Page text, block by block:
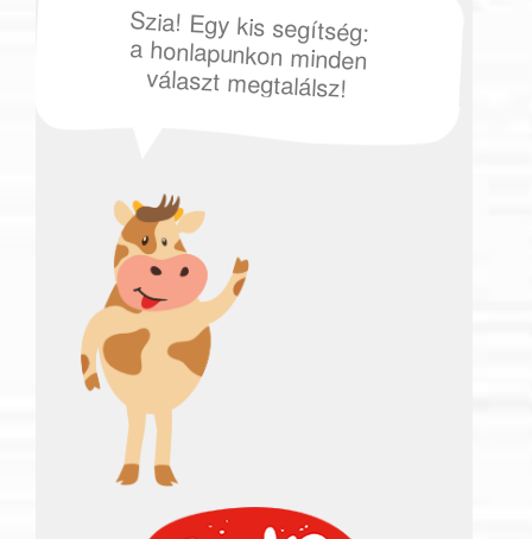
Szia! Egy kis segítség:
a honlapunkon minden
választ megtalálsz!